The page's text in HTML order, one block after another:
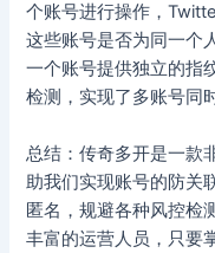
个账号进行操作，
这些账号是否为同一个
一个账号提供独立的指
检测，实现了多账号同
总结：传奇多开是一款
助我们实现账号的防关
匿名，规避各种风控检
丰富的运营人员，只要